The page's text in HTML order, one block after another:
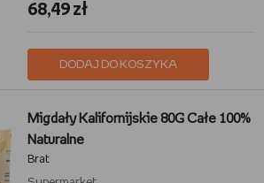
68,49 zł
DODAJ DO KOSZYKA
Migdały Kalifornijskie 80G Całe 100%
Naturalne
Brat